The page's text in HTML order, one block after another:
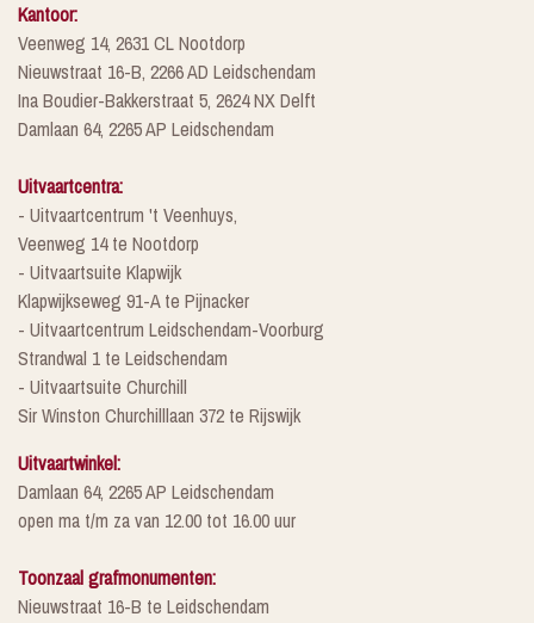
Kantoor:
Veenweg 14, 2631 CL Nootdorp
Nieuwstraat 16-B, 2266 AD Leidschendam
Ina Boudier-Bakkerstraat 5, 2624 NX Delft
Damlaan 64, 2265 AP Leidschendam
Uitvaartcentra:
- Uitvaartcentrum 't Veenhuys,
Veenweg 14 te Nootdorp
- Uitvaartsuite Klapwijk
Klapwijkseweg 91-A te Pijnacker
- Uitvaartcentrum Leidschendam-Voorburg
Strandwal 1 te Leidschendam
- Uitvaartsuite Churchill
Sir Winston Churchilllaan 372 te Rijswijk
Uitvaartwinkel:
Damlaan 64, 2265 AP Leidschendam
open ma t/m za van 12.00 tot 16.00 uur
Toonzaal grafmonumenten:
Nieuwstraat 16-B te Leidschendam